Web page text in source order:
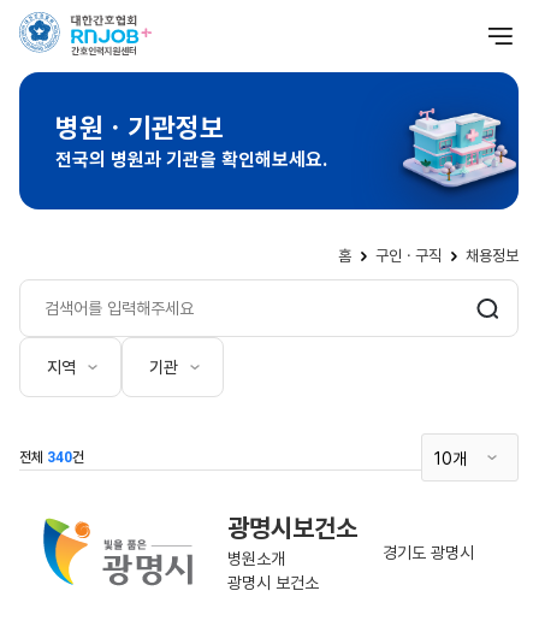
병원ㆍ기관정보
전국의 병원과 기관을 확인해보세요.
홈 구인ㆍ구직 채용정보
지역 기관
전체 340건
광명시보건소
병원소개
광명시 보건소
경기도 광명시